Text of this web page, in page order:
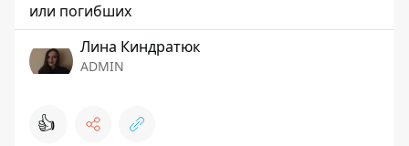
или погибших
Лина Киндратюк
ADMIN
👍